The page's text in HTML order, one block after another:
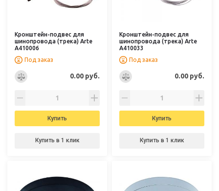
Кронштейн-подвес для
шинопровода (трека) Arte
A410006
Под заказ
0.00 руб.
Купить
Купить в 1 клик
Кронштейн-подвес для
шинопровода (трека) Arte
A410033
Под заказ
0.00 руб.
Купить
Купить в 1 клик